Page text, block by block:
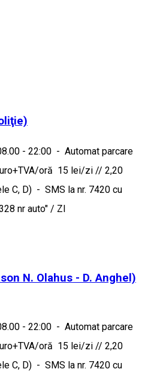
- 22:00 - Automat parcare
oră 15 lei/zi // 2,20
C, D) - SMS la nr. 7420 cu
nr auto" / ZI
N. Olahus - D. Anghel)
- 22:00 - Automat parcare
oră 15 lei/zi // 2,20
C, D) - SMS la nr. 7420 cu